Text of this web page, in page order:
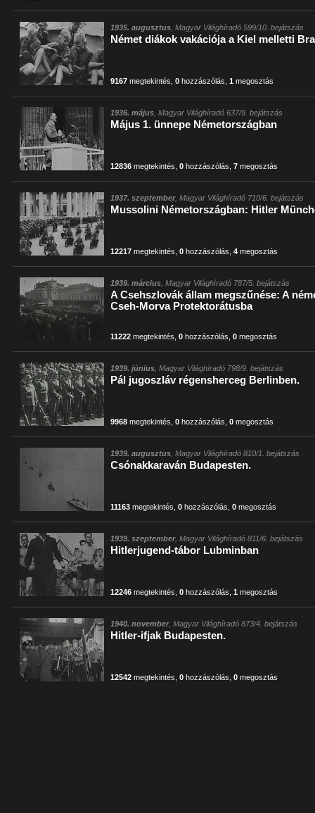
1935. augusztus , Magyar Világhíradó 599/10. bejátszás
Német diákok vakációja a Kiel melletti
9167 megtekintés ,0 hozzászólás ,1 megosztás
1936. május , Magyar Világhíradó 637/9. bejátszás
Május 1. ünnepe Németországban
12836 megtekintés ,0 hozzászólás ,7 megosztás
1937. szeptember, Magyar Világhíradó 710/6. bejátszás
Mussolini Németországban: Hitler
12217 megtekintés ,0 hozzászólás ,4 megosztás
1939. március , Magyar Világhíradó 787/5. bejátszás
A Csehszlovák állam megszűnése: A
Cseh-Morva Protektorátusba
11222 megtekintés ,0 hozzászólás ,0 megosztás
1939. június , Magyar Világhíradó 798/9. bejátszás
Pál jugoszláv régensherceg Berlinben.
9968 megtekintés ,0 hozzászólás ,0 megosztás
1939. augusztus , Magyar Világhíradó 810/1. bejátszás
Csónakkaraván Budapesten.
11163 megtekintés ,0 hozzászólás ,0 megosztás
1939. szeptember, Magyar Világhíradó 811/6. bejátszás
Hitlerjugend-tábor Lubminban
12246 megtekintés ,0 hozzászólás ,1 megosztás
1940. november, Magyar Világhíradó 873/4. bejátszás
Hitler-ifjak Budapesten.
12542 megtekintés ,0 hozzászólás ,0 megosztás